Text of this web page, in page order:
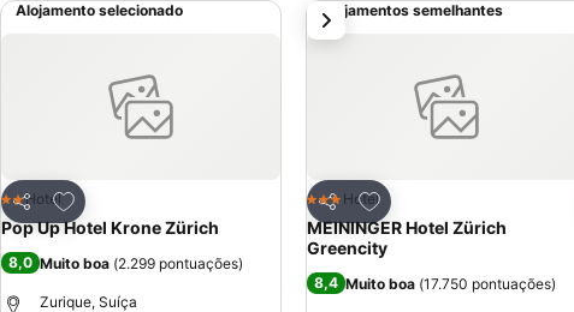
Alojamento selecionado
Partilhar
Adicionar aos favoritos
2 Estrelas
Hotel
Pop Up Hotel Krone Zürich
8,0 Muito boa (2.299 pontuações)
Zurique, Suíça
Alojamentos semelhantes
Partilhar
Adicionar aos favoritos
3 Estrelas
Hotel
MEININGER Hotel Zürich
Greencity
8,4 Muito boa (17.750 pontuações)
próximo